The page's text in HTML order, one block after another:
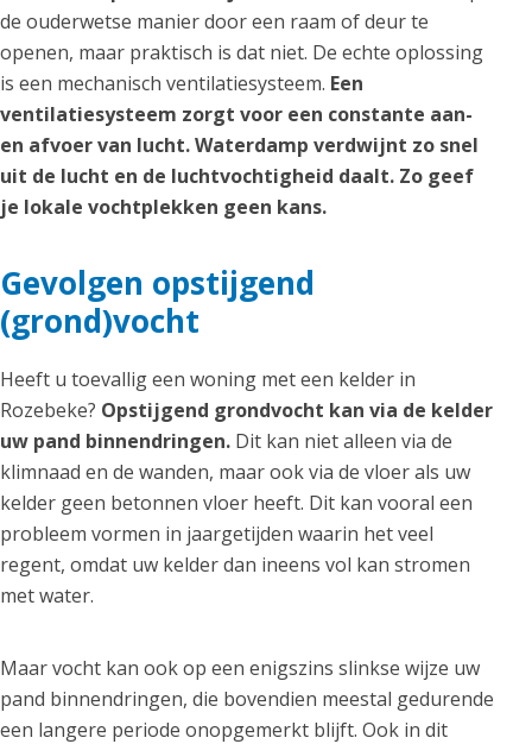
de ouderwetse manier door een raam of deur te
openen, maar praktisch is dat niet. De echte oplossing
is een mechanisch ventilatiesysteem. Een
ventilatiesysteem zorgt voor een constante aan-
en afvoer van lucht. Waterdamp verdwijnt zo snel
uit de lucht en de luchtvochtigheid daalt. Zo geef
je lokale vochtplekken geen kans.
Gevolgen opstijgend
(grond)vocht
Heeft u toevallig een woning met een kelder in
Rozebeke? Opstijgend grondvocht kan via de kelder
uw pand binnendringen. Dit kan niet alleen via de
klimnaad en de wanden, maar ook via de vloer als uw
kelder geen betonnen vloer heeft. Dit kan vooral een
probleem vormen in jaargetijden waarin het veel
regent, omdat uw kelder dan ineens vol kan stromen
met water.
Maar vocht kan ook op een enigszins slinkse wijze uw
pand binnendringen, die bovendien meestal gedurende
een langere periode onopgemerkt blijft. Ook in dit